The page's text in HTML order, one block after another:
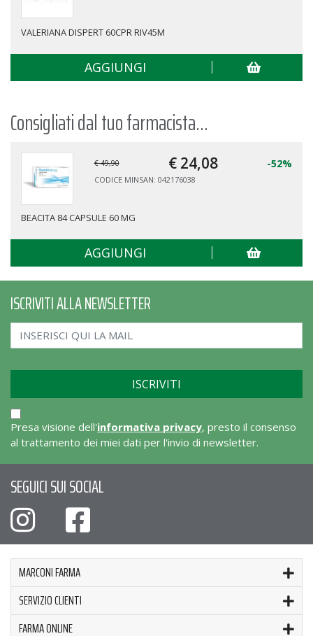
VALERIANA DISPERT 60CPR RIV45M
AGGIUNGI
Consigliati dal tuo farmacista...
€ 49,90 € 24,08 -52%
CODICE MINSAN: 042176038
BEACITA 84 CAPSULE 60 MG
AGGIUNGI
ISCRIVITI ALLA NEWSLETTER
Presa visione dell'informativa privacy, presto il consenso
al trattamento dei miei dati per l'invio di newsletter.
SEGUICI SUI SOCIAL
MARCONI FARMA
SERVIZIO CLIENTI
FARMA ONLINE